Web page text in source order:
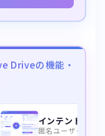
Driveの機能・
匿名ユーザーを特